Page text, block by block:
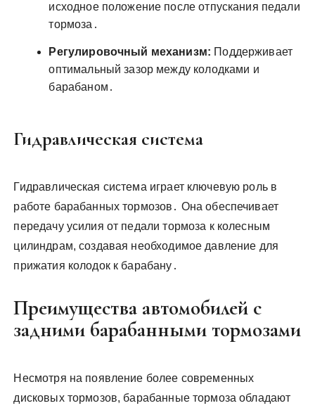
исходное положение после отпускания педали
тормоза․
Регулировочный механизм: Поддерживает
оптимальный зазор между колодками и
барабаном․
Гидравлическая система
Гидравлическая система играет ключевую роль в
работе барабанных тормозов․ Она обеспечивает
передачу усилия от педали тормоза к колесным
цилиндрам, создавая необходимое давление для
прижатия колодок к барабану․
Преимущества автомобилей с
задними барабанными тормозами
Несмотря на появление более современных
дисковых тормозов, барабанные тормоза обладают